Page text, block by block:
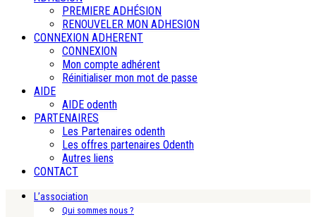
PREMIERE ADHÉSION
RENOUVELER MON ADHESION
CONNEXION ADHERENT
CONNEXION
Mon compte adhérent
Réinitialiser mon mot de passe
AIDE
AIDE odenth
PARTENAIRES
Les Partenaires odenth
Les offres partenaires Odenth
Autres liens
CONTACT
L’association
Qui sommes nous ?